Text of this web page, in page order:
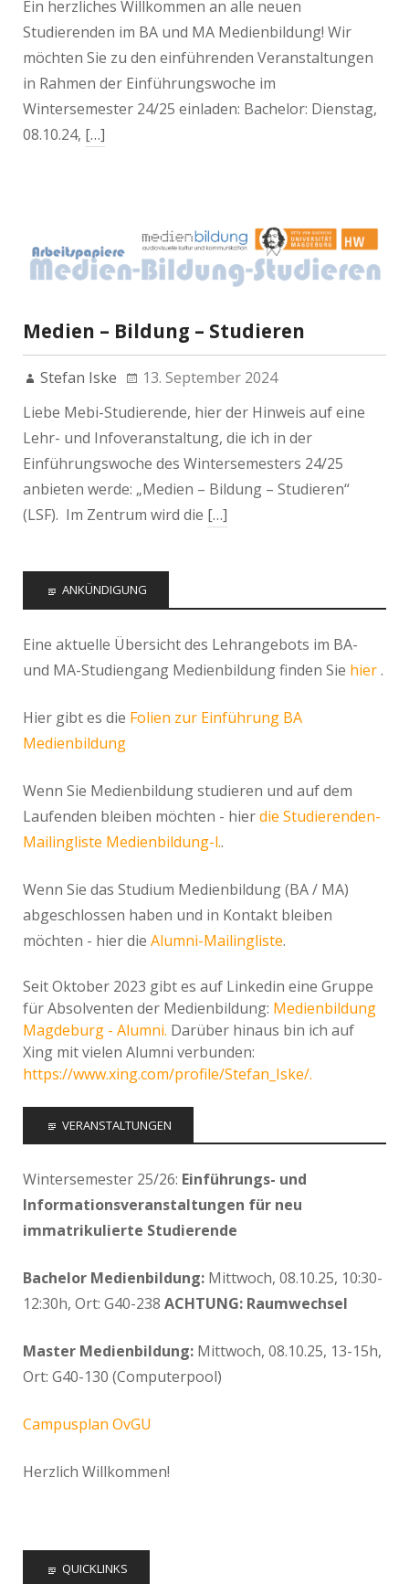
Ein herzliches Willkommen an alle neuen
Studierenden im BA und MA Medienbildung! Wir
möchten Sie zu den einführenden Veranstaltungen
in Rahmen der Einführungswoche im
Wintersemester 24/25 einladen: Bachelor: Dienstag,
08.10.24, […]
Medien – Bildung – Studieren
Stefan Iske
13. September 2024
Liebe Mebi-Studierende, hier der Hinweis auf eine
Lehr- und Infoveranstaltung, die ich in der
Einführungswoche des Wintersemesters 24/25
anbieten werde: „Medien – Bildung – Studieren“
(LSF). Im Zentrum wird die […]
ANKÜNDIGUNG
Eine aktuelle Übersicht des Lehrangebots im BA-
und MA-Studiengang Medienbildung finden Sie hier.
Hier gibt es die Folien zur Einführung BA
Medienbildung
Wenn Sie Medienbildung studieren und auf dem
Laufenden bleiben möchten - hierdie Studierenden-
Mailingliste Medienbildung-l..
Wenn Sie das Studium Medienbildung (BA / MA)
abgeschlossen haben und in Kontakt bleiben
möchten - hier die Alumni-Mailingliste.
Seit Oktober 2023 gibt es auf Linkedin eine Gruppe
für Absolventen der Medienbildung: Medienbildung
Magdeburg - Alumni. Darüber hinaus bin ich auf
Xing mit vielen Alumni verbunden:
https://www.xing.com/profile/Stefan_Iske/.
VERANSTALTUNGEN
Wintersemester 25/26: Einführungs- und
Informationsveranstaltungen für neu
immatrikulierte Studierende
Bachelor Medienbildung: Mittwoch, 08.10.25, 10:30-
12:30h, Ort: G40-238 ACHTUNG: Raumwechsel
Master Medienbildung: Mittwoch, 08.10.25, 13-15h,
Ort: G40-130 (Computerpool)
Campusplan OvGU
Herzlich Willkommen!
QUICKLINKS